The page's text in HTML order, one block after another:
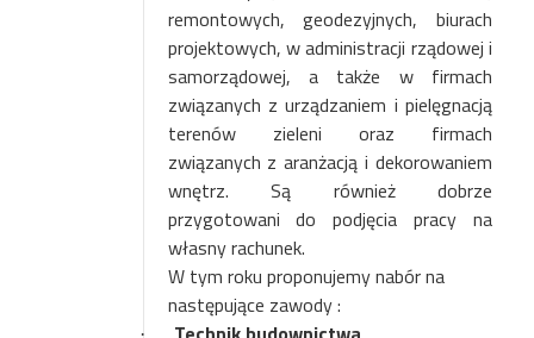
remontowych, geodezyjnych, biurach
projektowych, w administracji rządowej i
samorządowej, a także w firmach
związanych z urządzaniem i pielęgnacją
terenów zieleni oraz firmach
związanych z aranżacją i dekorowaniem
wnętrz. Są również dobrze
przygotowani do podjęcia pracy na
własny rachunek.
W tym roku proponujemy nabór na
następujące zawody :
·